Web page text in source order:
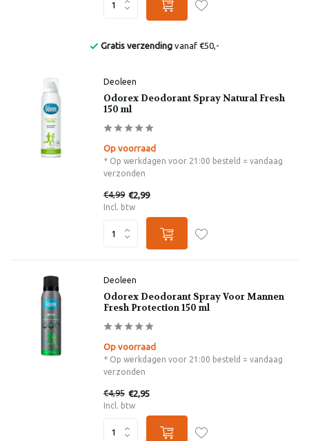
Gratis verzending vanaf €50,-
Deoleen
Odorex Deodorant Spray Natural Fresh
150 ml
Op voorraad
* Op werkdagen voor 21:00 besteld = vandaag
verzonden
€4,99 €2,99
Incl. btw
Deoleen
Odorex Deodorant Spray Voor Mannen
Fresh Protection 150 ml
Op voorraad
* Op werkdagen voor 21:00 besteld = vandaag
verzonden
€4,95 €2,95
Incl. btw